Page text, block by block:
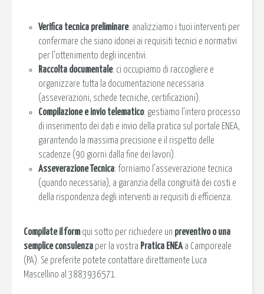
Verifica tecnica preliminare: analizziamo i tuoi interventi per
confermare che siano idonei ai requisiti tecnici e normativi
per l’ottenimento degli incentivi.
Raccolta documentale: ci occupiamo di raccogliere e
organizzare tutta la documentazione necessaria
(asseverazioni, schede tecniche, certificazioni).
Compilazione e invio telematico: gestiamo l’intero processo
di inserimento dei dati e invio della pratica sul portale ENEA,
garantendo la massima precisione e il rispetto delle
scadenze (90 giorni dalla fine dei lavori).
Asseverazione Tecnica: forniamo l’asseverazione tecnica
(quando necessaria), a garanzia della congruità dei costi e
della rispondenza degli interventi ai requisiti di efficienza.
Compilate il formqui sotto per richiedere un preventivo o una
semplice consulenza per la vostra Pratica ENEA a Camporeale
(PA). Se preferite potete contattare direttamente Luca
Mascellino al 3883936571.